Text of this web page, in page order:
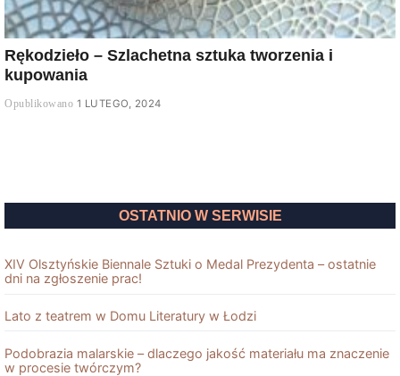
Rękodzieło – Szlachetna sztuka tworzenia i
kupowania
1 LUTEGO, 2024
OSTATNIO W SERWISIE
XIV Olsztyńskie Biennale Sztuki o Medal Prezydenta – ostatnie
dni na zgłoszenie prac!
Lato z teatrem w Domu Literatury w Łodzi
Podobrazia malarskie – dlaczego jakość materiału ma znaczenie
w procesie twórczym?